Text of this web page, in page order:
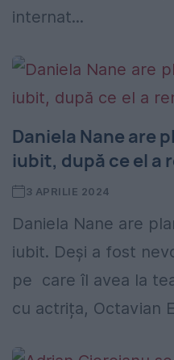
internat...
Daniela Nane are
iubit, după ce el a
3 APRILIE 2024
Daniela Nane are
iubit. Deși a fost
pe care îl avea la
cu actrița, Octavian